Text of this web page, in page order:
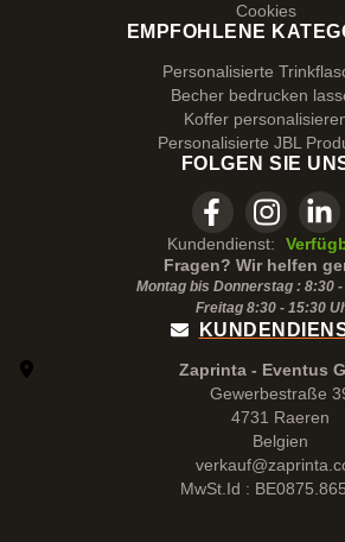
Cookies
EMPFOHLENE
Personalisierte
Becher bedrucken
Koffer
Personalisierte JBL
FOLGEN SIE
Kundendienst:
Fragen? Wir helfen
Montag bis Donnerstag : 8:30
Freitag 8:30 - 15:30
Zaprinta - Eventus
Gewerbestraße
4731 Raeren
Belgien
MwSt.Id :